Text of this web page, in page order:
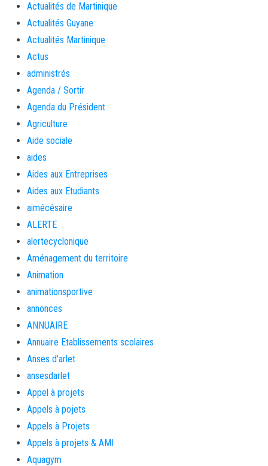
Actualités de Martinique
Actualités Guyane
Actualités Martinique
Actus
administrés
Agenda / Sortir
Agenda du Président
Agriculture
Aide sociale
aides
Aides aux Entreprises
Aides aux Etudiants
aimécésaire
ALERTE
alertecyclonique
Aménagement du territoire
Animation
animationsportive
annonces
ANNUAIRE
Annuaire Etablissements scolaires
Anses d'arlet
ansesdarlet
Appel à projets
Appels à pojets
Appels à Projets
Appels à projets & AMI
Aquagym